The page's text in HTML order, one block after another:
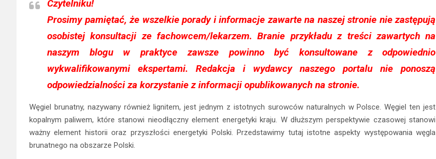
Czytelniku!
Prosimy pamiętać, że wszelkie porady i informacje zawarte na naszej stronie nie zastępują
osobistej konsultacji ze fachowcem/lekarzem. Branie przykładu z treści zawartych na
naszym blogu w praktyce zawsze powinno być konsultowane z odpowiednio
wykwalifikowanymi ekspertami. Redakcja i wydawcy naszego portalu nie ponoszą
odpowiedzialności za korzystanie z informacji opublikowanych na stronie.
Węgiel brunatny, nazywany również lignitem, jest jednym z istotnych surowców naturalnych w Polsce. Węgiel ten jest
kopalnym paliwem, które stanowi nieodłączny element energetyki kraju. W dłuższym perspektywie czasowej stanowi
ważny element historii oraz przyszłości energetyki Polski. Przedstawimy tutaj istotne aspekty występowania węgla
brunatnego na obszarze Polski.